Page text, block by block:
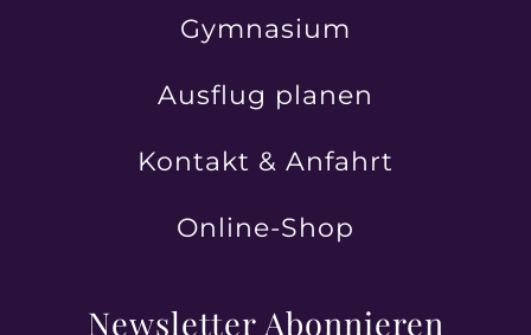
Gymnasium
Ausflug planen
Kontakt & Anfahrt
Online-Shop
Newsletter Abonnieren